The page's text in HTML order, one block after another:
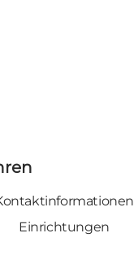
Einrichtungen